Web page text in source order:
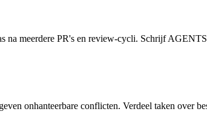
na meerdere PR's en review-cycli. Schrijf
onhanteerbare conflicten. Verdeel taken over